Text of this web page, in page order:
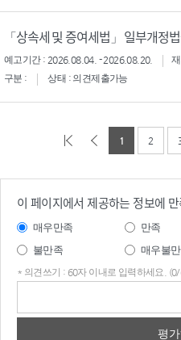
「상속세 및 증여세법」 일부개정
예고기간 : 2026.08.04. - 2026.08.20.
구분 :
상태 : 의견제출가능
1 2
이 페이지에서 제공하는 정보에
매우만족 만족
불만족
매우불
* 의견쓰기 : 60자 이내로 입력하세요.